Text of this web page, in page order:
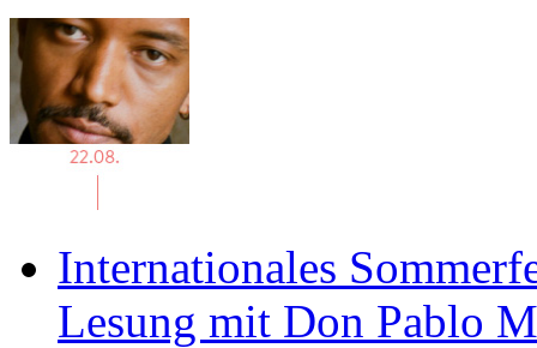
Internationales
Lesung mit Don Pablo